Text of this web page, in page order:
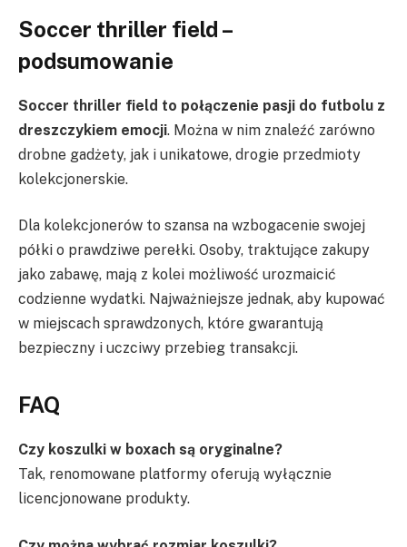
Soccer thriller field –
podsumowanie
Soccer thriller field to połączenie pasji do futbolu z
dreszczykiem emocji. Można w nim znaleźć zarówno
drobne gadżety, jak i unikatowe, drogie przedmioty
kolekcjonerskie.
Dla kolekcjonerów to szansa na wzbogacenie swojej
półki o prawdziwe perełki. Osoby, traktujące zakupy
jako zabawę, mają z kolei możliwość urozmaicić
codzienne wydatki. Najważniejsze jednak, aby kupować
w miejscach sprawdzonych, które gwarantują
bezpieczny i uczciwy przebieg transakcji.
FAQ
Czy koszulki w boxach są oryginalne?
Tak, renomowane platformy oferują wyłącznie
licencjonowane produkty.